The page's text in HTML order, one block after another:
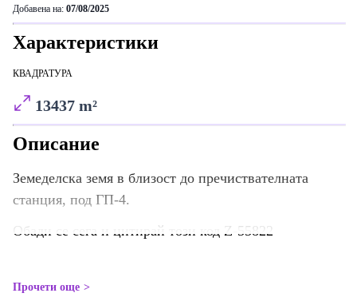
Добавена на: 07/08/2025
Характеристики
КВАДРАТУРА
13437 m²
Описание
Земеделска земя в близост до пречиствателната
станция, под ГП-4.
Обади се сега и цитирай този код Z-55822
Прочети още